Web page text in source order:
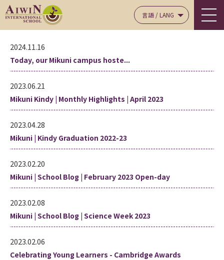
言語 / LANG
Today, our Mikuni campus hoste...
2024.11.16
Mikuni Kindy | Monthly Highlights | April 2023
2023.06.21
Mikuni | Kindy Graduation 2022-23
2023.04.28
Mikuni | School Blog | February 2023 Open-day
2023.02.20
Mikuni | School Blog | Science Week 2023
2023.02.08
Celebrating Young Learners - Cambridge Awards
2023.02.06